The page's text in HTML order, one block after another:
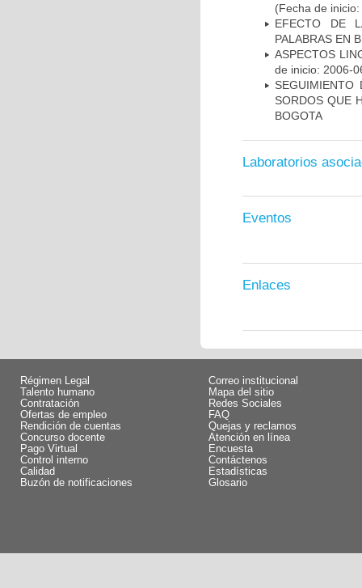
(Fecha de
EFECTO DE
PALABRAS EN
ASPECTOS
de inicio: 2006-
SEGUIMIENTO
SORDOS QUE
BOGOTA
Laboratorios
Eventos
Enlaces
Régimen Legal
Talento humano
Contratación
Ofertas de empleo
Rendición de cuentas
Concurso docente
Pago Virtual
Control interno
Calidad
Buzón de notificaciones
Correo institucional
Mapa del sitio
Redes Sociales
FAQ
Quejas y reclamos
Atención en línea
Encuesta
Contáctenos
Estadísticas
Glosario